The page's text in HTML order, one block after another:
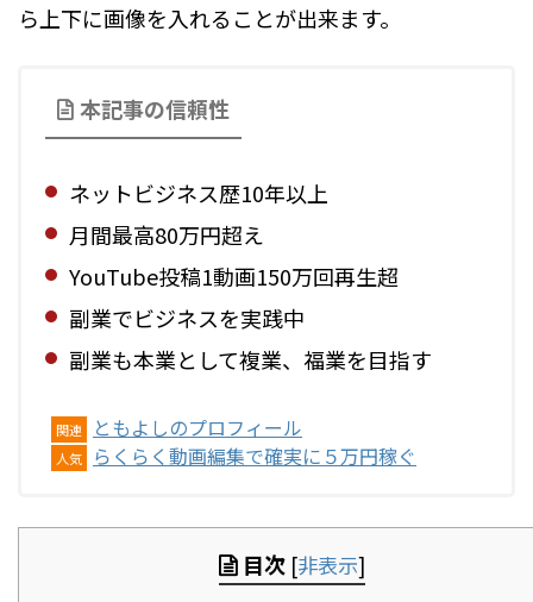
ら上下に画像を入れることが出来ます。
本記事の信頼性
ネットビジネス歴10年以上
月間最高80万円超え
YouTube投稿1動画150万回再生超
副業でビジネスを実践中
副業も本業として複業、福業を目指す
関連 ともよしのプロフィール
人気 らくらく動画編集で確実に５万円稼ぐ
目次 [非表示]